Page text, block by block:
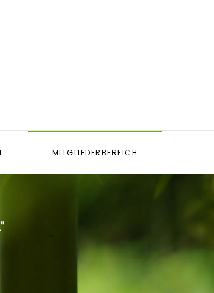
MITGLIEDERBEREICH